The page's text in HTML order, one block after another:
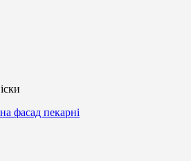
фасад пекарні